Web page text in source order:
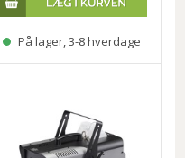
På lager, 3-8 hverdage